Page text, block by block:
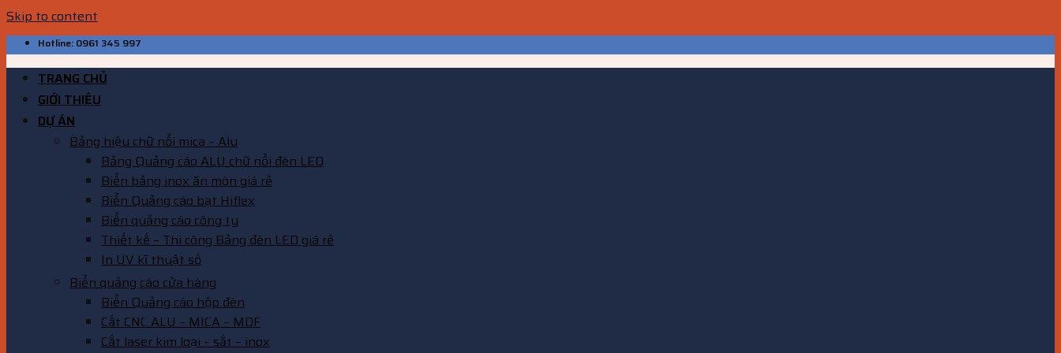
Skip to content
Hotline: 0961 345 997
TRANG CHỦ
GIỚI THIỆU
DỰ ÁN
Bảng hiệu chữ nổi mica – Alu
Bảng Quảng cáo ALU chữ nổi đèn LED
Biển bảng inox ăn mòn giá rẻ
Biển Quảng cáo bạt Hiflex
Biển quảng cáo công ty
Thiết kế – Thi công Bảng đèn LED giá rẻ
In UV kĩ thuật số
Biển quảng cáo cửa hàng
Biển Quảng cáo hộp đèn
Cắt CNC ALU – MICA – MDF
Cắt laser kim loại – sắt – inox